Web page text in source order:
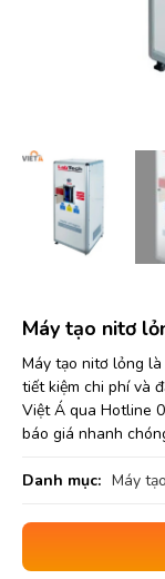
Máy tạo nitơ
Máy tạo nitơ lỏng
tiết kiệm chi phí và
Việt Á qua Hotline
báo giá nhanh
Danh mục: Máy